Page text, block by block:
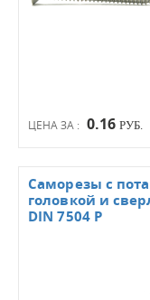
ЦЕНА ЗА : 0.16 РУБ.
Саморезы с
головкой и
DIN 7504 Р